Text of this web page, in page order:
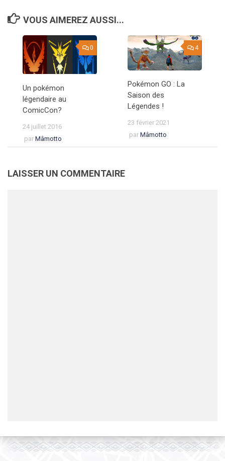
VOUS AIMEREZ AUSSI...
0
Un pokémon
légendaire au
ComicCon?
24 juillet 2016
par Mâmotto
4
Pokémon GO : La
Saison des
Légendes !
23 février 2021
par Mâmotto
LAISSER UN COMMENTAIRE